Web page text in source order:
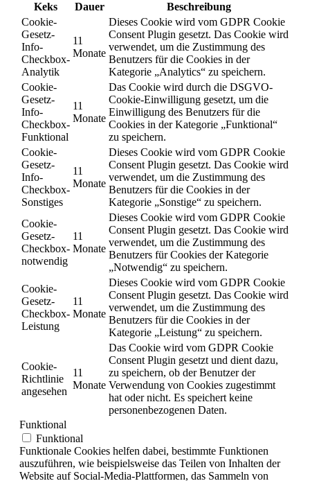
Keks
Dauer
Beschreibung
Cookie-
Gesetz-
Info-
Checkbox-
Analytik
11
Monate
Dieses Cookie wird vom GDPR Cookie
Consent Plugin gesetzt. Das Cookie wird
verwendet, um die Zustimmung des
Benutzers für die Cookies in der
Kategorie „Analytics“ zu speichern.
Cookie-
Gesetz-
Info-
Checkbox-
Funktional
11
Monate
Das Cookie wird durch die DSGVO-
Cookie-Einwilligung gesetzt, um die
Einwilligung des Benutzers für die
Cookies in der Kategorie „Funktional“
zu speichern.
Cookie-
Gesetz-
Info-
Checkbox-
Sonstiges
11
Monate
Dieses Cookie wird vom GDPR Cookie
Consent Plugin gesetzt. Das Cookie wird
verwendet, um die Zustimmung des
Benutzers für die Cookies in der
Kategorie „Sonstige“ zu speichern.
Cookie-
Gesetz-
Checkbox-
notwendig
11
Monate
Dieses Cookie wird vom GDPR Cookie
Consent Plugin gesetzt. Das Cookie wird
verwendet, um die Zustimmung des
Benutzers für Cookies der Kategorie
„Notwendig“ zu speichern.
Cookie-
Gesetz-
Checkbox-
Leistung
11
Monate
Dieses Cookie wird vom GDPR Cookie
Consent Plugin gesetzt. Das Cookie wird
verwendet, um die Zustimmung des
Benutzers für die Cookies in der
Kategorie „Leistung“ zu speichern.
Cookie-
Richtlinie
angesehen
11
Monate
Das Cookie wird vom GDPR Cookie
Consent Plugin gesetzt und dient dazu,
zu speichern, ob der Benutzer der
Verwendung von Cookies zugestimmt
hat oder nicht. Es speichert keine
personenbezogenen Daten.
Funktional
Funktional
Funktionale Cookies helfen dabei, bestimmte Funktionen
auszuführen, wie beispielsweise das Teilen von Inhalten der
Website auf Social-Media-Plattformen, das Sammeln von